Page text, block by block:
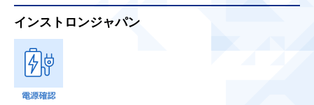
インストロンジャパン